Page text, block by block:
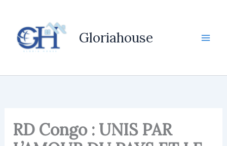
contenu
Gloriahouse
RD Congo : UNIS PAR